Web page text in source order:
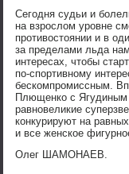
Сегодня судьи и
на взрослом уровне
противостоянии и в
за пределами льда
интересах, чтобы
по-спортивному
бескомпромиссным.
Плющенко с Ягудиным
равновеликие
конкурируют на
и все женское
Олег ШАМОНАЕВ.